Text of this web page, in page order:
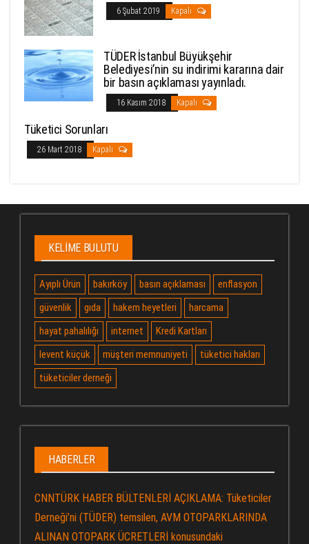
6 Şubat 2019 Kapalı
TÜDER İstanbul Büyükşehir
Belediyesi’nin su indirimi kararına dair
bir basın açıklaması yayınladı.
16 Kasım 2018 Kapalı
Tüketici Sorunları
26 Mart 2018 Kapalı
KELIME BULUTU
Ayıplı Ürün bakırköy basın açıklaması
enflasyon
güvenlik
gıda hakem heyetleri
harcama
hayat pahalılığı
internet
Kredi Kartları
levent küçük
müşteri memnuniyeti
tüketici hakları
tüketiciler derneği
HABERLER
CNNTÜRK HABER BÜLTENLERİ AÇIKLAMA: Tüketiciler
Derneği’ni (TÜDER) temsilen, AVM OTOPARKLARINDA
ALINAN OTOPARK ÜCRETLERİ konusundaki